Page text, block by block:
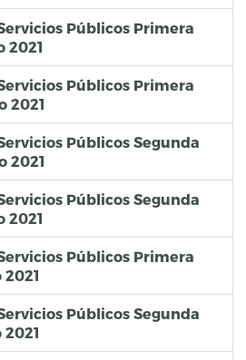
Públicos Primera
2021
Públicos Primera
2021
Públicos Segunda
2021
Públicos Segunda
2021
Públicos Primera
Públicos Segunda